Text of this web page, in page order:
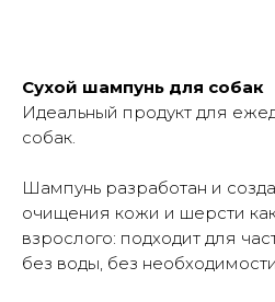
Сухой шампунь для собак
Идеальный продукт для
собак.
Шампунь разработан и
очищения кожи и шерсти
взрослого: подходит для
без воды, без